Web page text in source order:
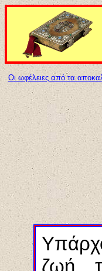
Οι ωφέλειες από τα
ζωή